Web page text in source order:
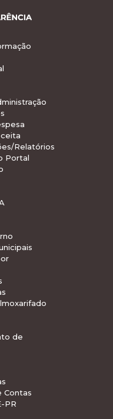
Relatórios
Portal
de
Contas
PR